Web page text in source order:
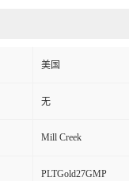
美国
无
Mill Creek
PLTGold27GMP